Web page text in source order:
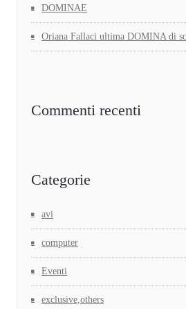
DOMINAE
Oriana Fallaci ultima DOMINA di
Commenti recenti
Categorie
avi
computer
Eventi
exclusive,others